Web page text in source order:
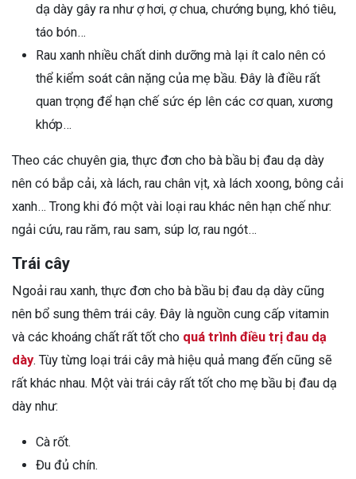
dạ dày gây ra như ợ hơi, ợ chua, chướng bụng, khó tiêu,
táo bón…
Rau xanh nhiều chất dinh dưỡng mà lại ít calo nên có
thể kiểm soát cân nặng của mẹ bầu. Đây là điều rất
quan trọng để hạn chế sức ép lên các cơ quan, xương
khớp…
Theo các chuyên gia, thực đơn cho bà bầu bị đau dạ dày
nên có bắp cải, xà lách, rau chân vịt, xà lách xoong, bông cải
xanh… Trong khi đó một vài loại rau khác nên hạn chế như:
ngải cứu, rau răm, rau sam, súp lơ, rau ngót…
Trái cây
Ngoải rau xanh, thực đơn cho bà bầu bị đau dạ dày cũng
nên bổ sung thêm trái cây. Đây là nguồn cung cấp vitamin
và các khoáng chất rất tốt cho quá trình điều trị đau dạ
dày. Tùy từng loại trái cây mà hiệu quả mang đến cũng sẽ
rất khác nhau. Một vài trái cây rất tốt cho mẹ bầu bị đau dạ
dày như:
Cà rốt.
Đu đủ chín.